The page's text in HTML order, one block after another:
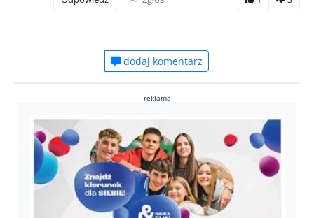
dodaj komentarz
reklama